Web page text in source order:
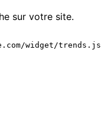
sur votre site.
widget/